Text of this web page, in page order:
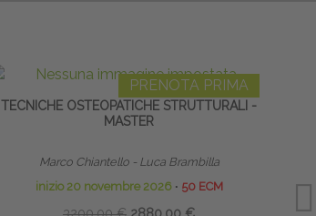
PRENOTA PRIMA
TECNICHE OSTEOPATICHE STRUTTURALI -
MASTER
Marco Chiantello - Luca Brambilla
inizio 20 novembre 2026 ∙ 50 ECM